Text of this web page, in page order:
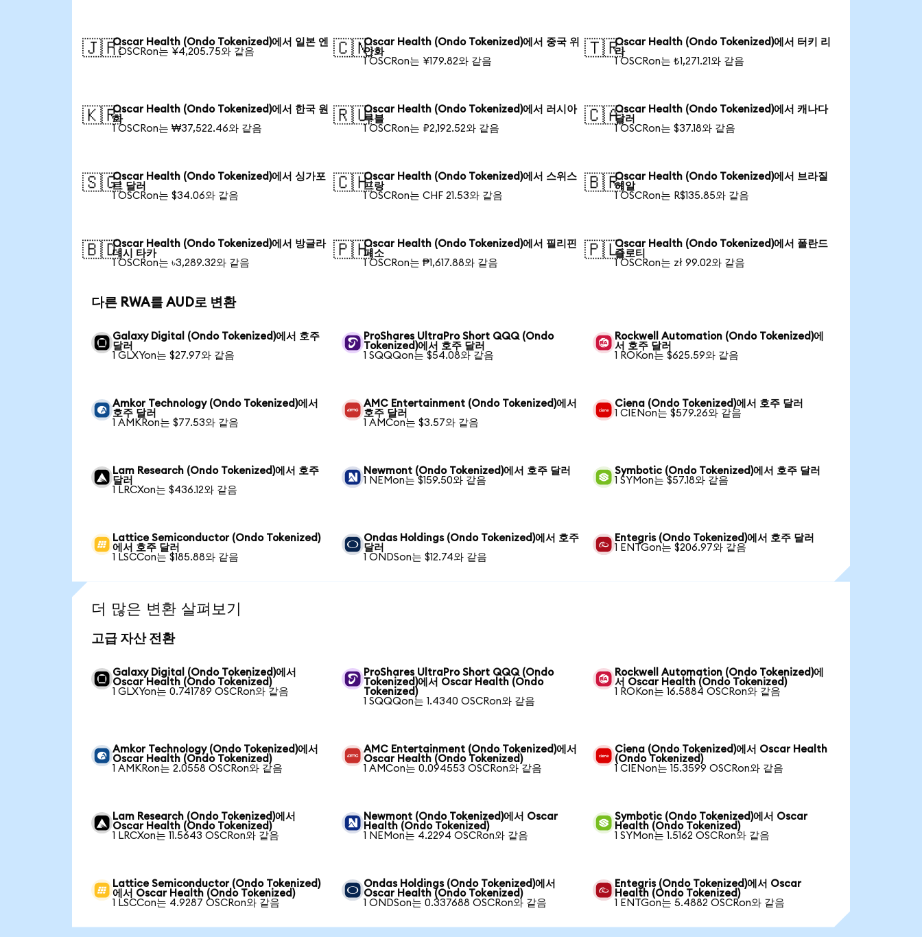
🇯🇵Oscar Health (Ondo Tokenized)에서 일본 엔
1 OSCRon는 ¥4,205.75와 같음
🇨🇳Oscar Health (Ondo Tokenized)에서 중국 위
안화
1 OSCRon는 ¥179.82와 같음
🇹🇷Oscar Health (Ondo Tokenized)에서 터키 리
라
1 OSCRon는 ₺1,271.21와 같음
🇰🇷Oscar Health (Ondo Tokenized)에서 한국 원
화
1 OSCRon는 ₩37,522.46와 같음
🇷🇺Oscar Health (Ondo Tokenized)에서 러시아
루블
1 OSCRon는 ₽2,192.52와 같음
🇨🇦Oscar Health (Ondo Tokenized)에서 캐나다
달러
1 OSCRon는 $37.18와 같음
🇸🇬Oscar Health (Ondo Tokenized)에서 싱가포
르 달러
1 OSCRon는 $34.06와 같음
🇨🇭Oscar Health (Ondo Tokenized)에서 스위스
프랑
1 OSCRon는 CHF 21.53와 같음
🇧🇷Oscar Health (Ondo Tokenized)에서 브라질
헤알
1 OSCRon는 R$135.85와 같음
🇧🇩Oscar Health (Ondo Tokenized)에서 방글라
데시 타카
1 OSCRon는 ৳3,289.32와 같음
🇵🇭Oscar Health (Ondo Tokenized)에서 필리핀
페소
1 OSCRon는 ₱1,617.88와 같음
🇵🇱Oscar Health (Ondo Tokenized)에서 폴란드
즐로티
1 OSCRon는 zł 99.02와 같음
다른 RWA를 AUD로 변환
Galaxy Digital (Ondo Tokenized)에서 호주
달러
1 GLXYon는 $27.97와 같음
ProShares UltraPro Short QQQ (Ondo
Tokenized)에서 호주 달러
1 SQQQon는 $54.08와 같음
Rockwell Automation (Ondo Tokenized)에
서 호주 달러
1 ROKon는 $625.59와 같음
Amkor Technology (Ondo Tokenized)에서
호주 달러
1 AMKRon는 $77.53와 같음
AMC Entertainment (Ondo Tokenized)에서
호주 달러
1 AMCon는 $3.57와 같음
Ciena (Ondo Tokenized)에서 호주 달러
1 CIENon는 $579.26와 같음
Lam Research (Ondo Tokenized)에서 호주
달러
1 LRCXon는 $436.12와 같음
Newmont (Ondo Tokenized)에서 호주 달러
1 NEMon는 $159.50와 같음
Symbotic (Ondo Tokenized)에서 호주 달러
1 SYMon는 $57.18와 같음
Lattice Semiconductor (Ondo Tokenized)
에서 호주 달러
1 LSCCon는 $185.88와 같음
Ondas Holdings (Ondo Tokenized)에서 호주
달러
1 ONDSon는 $12.74와 같음
Entegris (Ondo Tokenized)에서 호주 달러
1 ENTGon는 $206.97와 같음
더 많은 변환 살펴보기
고급 자산 전환
Galaxy Digital (Ondo Tokenized)에서
Oscar Health (Ondo Tokenized)
1 GLXYon는 0.741789 OSCRon와 같음
ProShares UltraPro Short QQQ (Ondo
Tokenized)에서 Oscar Health (Ondo
Tokenized)
1 SQQQon는 1.4340 OSCRon와 같음
Rockwell Automation (Ondo Tokenized)에
서 Oscar Health (Ondo Tokenized)
1 ROKon는 16.5884 OSCRon와 같음
Amkor Technology (Ondo Tokenized)에서
Oscar Health (Ondo Tokenized)
1 AMKRon는 2.0558 OSCRon와 같음
AMC Entertainment (Ondo Tokenized)에서
Oscar Health (Ondo Tokenized)
1 AMCon는 0.094553 OSCRon와 같음
Ciena (Ondo Tokenized)에서 Oscar Health
(Ondo Tokenized)
1 CIENon는 15.3599 OSCRon와 같음
Lam Research (Ondo Tokenized)에서
Oscar Health (Ondo Tokenized)
1 LRCXon는 11.5643 OSCRon와 같음
Newmont (Ondo Tokenized)에서 Oscar
Health (Ondo Tokenized)
1 NEMon는 4.2294 OSCRon와 같음
Symbotic (Ondo Tokenized)에서 Oscar
Health (Ondo Tokenized)
1 SYMon는 1.5162 OSCRon와 같음
Lattice Semiconductor (Ondo Tokenized)
에서 Oscar Health (Ondo Tokenized)
1 LSCCon는 4.9287 OSCRon와 같음
Ondas Holdings (Ondo Tokenized)에서
Oscar Health (Ondo Tokenized)
1 ONDSon는 0.337688 OSCRon와 같음
Entegris (Ondo Tokenized)에서 Oscar
Health (Ondo Tokenized)
1 ENTGon는 5.4882 OSCRon와 같음